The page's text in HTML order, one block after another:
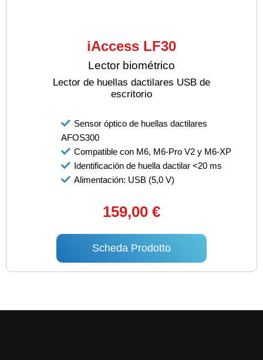
iAccess LF30
Lector biométrico
Lector de huellas dactilares USB de
escritorio
Sensor óptico de huellas dactilares
AFOS300
Compatible con M6, M6-Pro V2 y M6-XP
Identificación de huella dactilar <20 ms
Alimentación: USB (5,0 V)
159,00 €
Scheda Prodotto